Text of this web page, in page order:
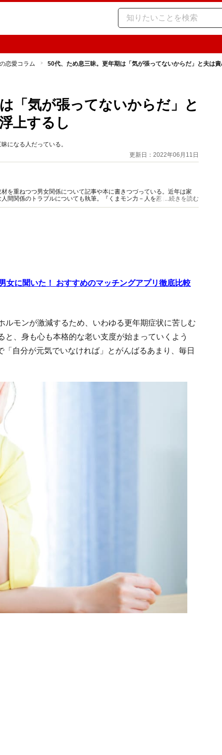
恋愛コラム 50代、ため息三昧。更年期は「気が張ってないからだ」と夫は
「気が張ってないからだ」と
上するし
になる人だっている。
更新日：2022年06月11日
を重ねつつ男女関係について記事や本に書きつづっている。近年は家
間関係のトラブルについても執筆。『くまモン力－人を惹きつける愛と
...続きを読む
女に聞いた！ おすすめのマッチングアプリ徹底比較
モンが激減するため、いわゆる更年期症状に苦しむ
、身も心も本格的な老い支度が始まっていくよう
自分が元気でいなければ」とがんばるあまり、毎日